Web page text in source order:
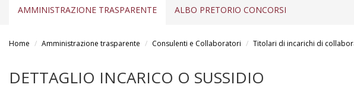
AMMINISTRAZIONE TRASPARENTE ALBO PRETORIO CONCORSI
Home Amministrazione trasparente Consulenti e Collaboratori Titolari di incarichi di
DETTAGLIO INCARICO O SUSSIDIO